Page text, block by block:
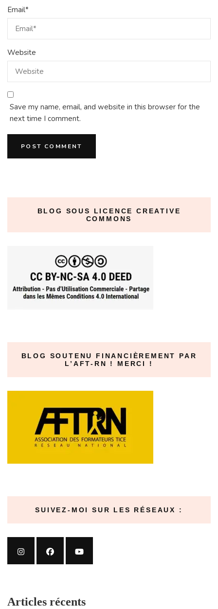
Email*
Website
Save my name, email, and website in this browser for the
next time I comment.
BLOG SOUS LICENCE CREATIVE
COMMONS
BLOG SOUTENU FINANCIÈREMENT PAR
L’AFT-RN ! MERCI !
SUIVEZ-MOI SUR LES RÉSEAUX :
Articles récents